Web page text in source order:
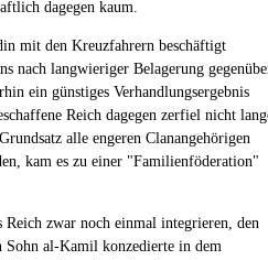
dagegen kaum.
mit den Kreuzfahrern beschäftigt
nach langwieriger Belagerung
ein günstiges Verhandlungsergebnis
Reich dagegen zerfiel nicht
alle engeren Clanangehörigen
kam es zu einer "Familienföderation"
zwar noch einmal integrieren, den
al-Kamil konzedierte in dem